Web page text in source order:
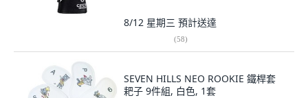
8/12 星期三 預計送達
(58)
SEVEN HILLS NEO ROOKIE 鐵桿套
耙子 9件組, 白色, 1套